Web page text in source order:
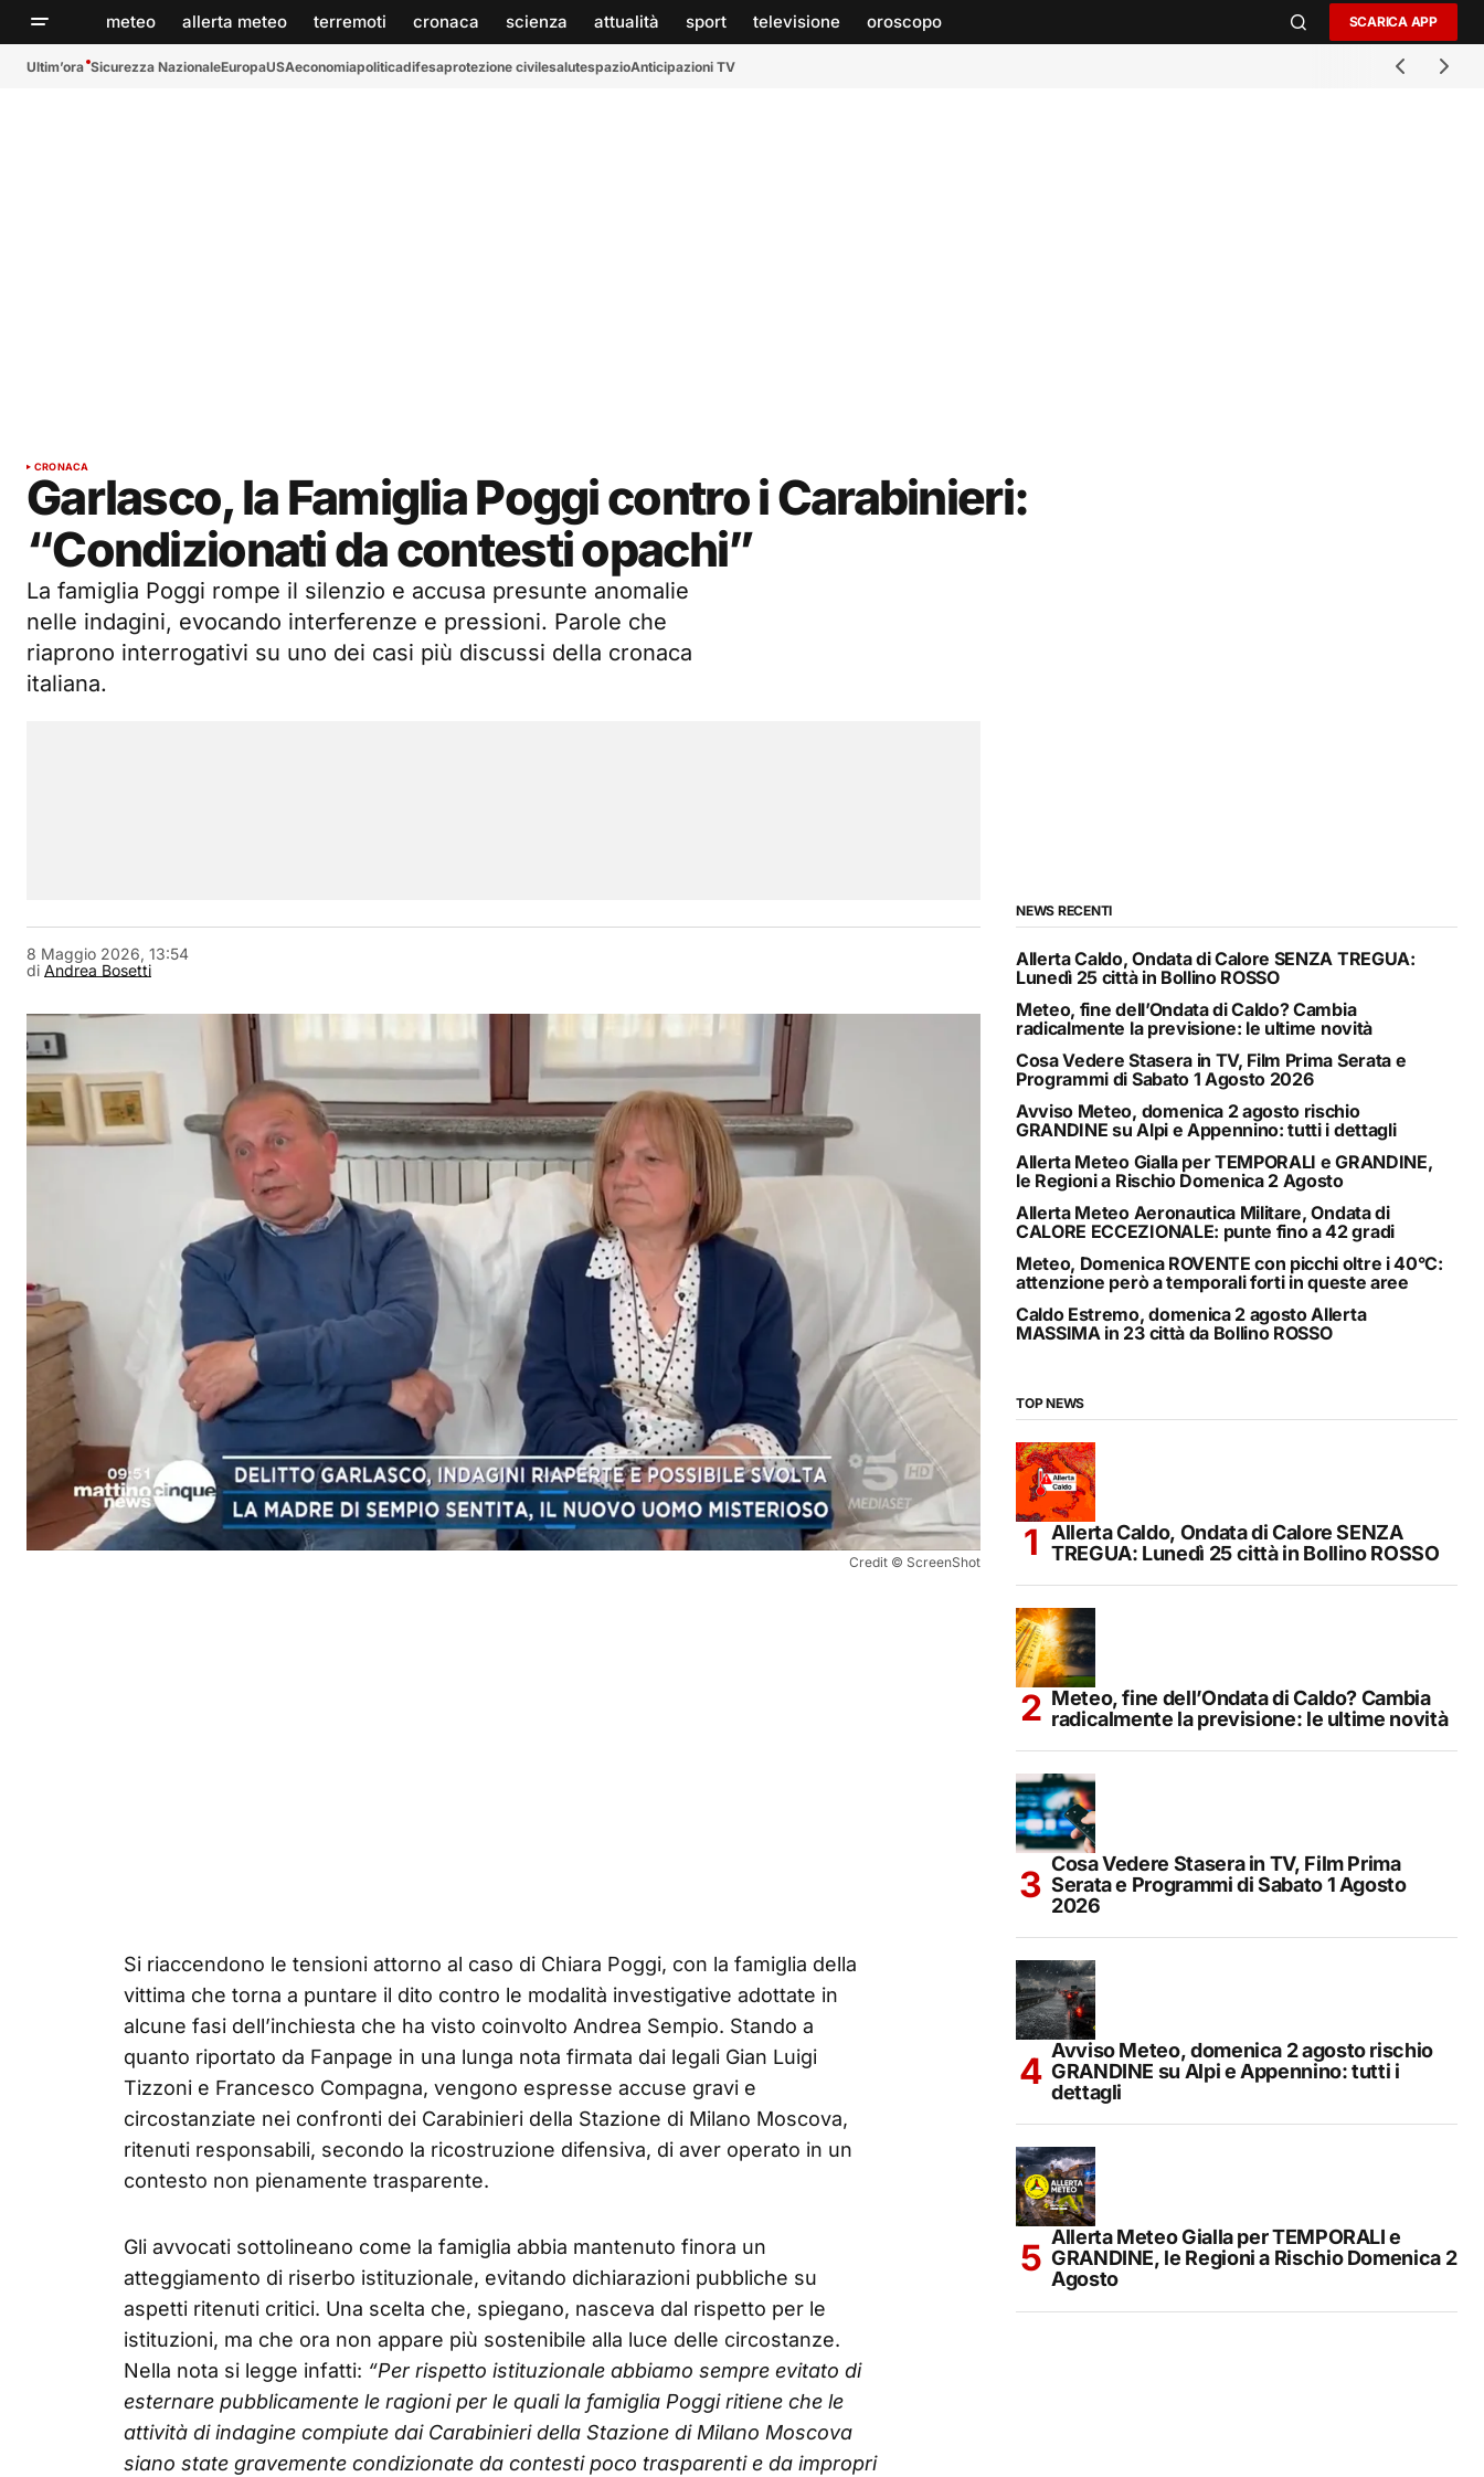
meteo allerta meteo terremoti cronaca scienza attualità sport televisione oroscopo SCARICA APP
Ultim’ora Sicurezza NazionaleEuropaUSAeconomiapoliticadifesaprotezione civilesalutespazioAnticipazioni TV
CRONACA
Garlasco, la Famiglia Poggi contro i Carabinieri:
“Condizionati da contesti opachi”
La famiglia Poggi rompe il silenzio e accusa presunte anomalie
nelle indagini, evocando interferenze e pressioni. Parole che
riaprono interrogativi su uno dei casi più discussi della cronaca
italiana.
di Andrea Bosetti
8 Maggio 2026, 13:54
Credit © ScreenShot
Si riaccendono le tensioni attorno al caso di Chiara Poggi, con la famiglia della
vittima che torna a puntare il dito contro le modalità investigative adottate in
alcune fasi dell’inchiesta che ha visto coinvolto Andrea Sempio. Stando a
quanto riportato da Fanpage in una lunga nota firmata dai legali Gian Luigi
Tizzoni e Francesco Compagna, vengono espresse accuse gravi e
circostanziate nei confronti dei Carabinieri della Stazione di Milano Moscova,
ritenuti responsabili, secondo la ricostruzione difensiva, di aver operato in un
contesto non pienamente trasparente.
Gli avvocati sottolineano come la famiglia abbia mantenuto finora un
atteggiamento di riserbo istituzionale, evitando dichiarazioni pubbliche su
aspetti ritenuti critici. Una scelta che, spiegano, nasceva dal rispetto per le
istituzioni, ma che ora non appare più sostenibile alla luce delle circostanze.
Nella nota si legge infatti: “Per rispetto istituzionale abbiamo sempre evitato di
esternare pubblicamente le ragioni per le quali la famiglia Poggi ritiene che le
attività di indagine compiute dai Carabinieri della Stazione di Milano Moscova
siano state gravemente condizionate da contesti poco trasparenti e da impropri
NEWS RECENTI
Allerta Caldo, Ondata di Calore SENZA TREGUA:
Lunedì 25 città in Bollino ROSSO
Meteo, fine dell’Ondata di Caldo? Cambia
radicalmente la previsione: le ultime novità
Cosa Vedere Stasera in TV, Film Prima Serata e
Programmi di Sabato 1 Agosto 2026
Avviso Meteo, domenica 2 agosto rischio
GRANDINE su Alpi e Appennino: tutti i dettagli
Allerta Meteo Gialla per TEMPORALI e GRANDINE,
le Regioni a Rischio Domenica 2 Agosto
Allerta Meteo Aeronautica Militare, Ondata di
CALORE ECCEZIONALE: punte fino a 42 gradi
Meteo, Domenica ROVENTE con picchi oltre i 40°C:
attenzione però a temporali forti in queste aree
Caldo Estremo, domenica 2 agosto Allerta
MASSIMA in 23 città da Bollino ROSSO
TOP NEWS
Allerta Caldo, Ondata di Calore SENZA
TREGUA: Lunedì 25 città in Bollino ROSSO
Meteo, fine dell’Ondata di Caldo? Cambia
radicalmente la previsione: le ultime novità
Cosa Vedere Stasera in TV, Film Prima
Serata e Programmi di Sabato 1 Agosto
2026
Avviso Meteo, domenica 2 agosto rischio
GRANDINE su Alpi e Appennino: tutti i
dettagli
Allerta Meteo Gialla per TEMPORALI e
GRANDINE, le Regioni a Rischio Domenica 2
Agosto